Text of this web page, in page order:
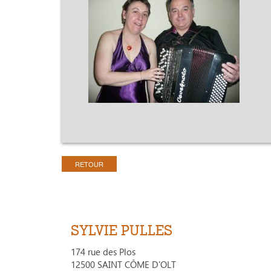
RETOUR
SYLVIE PULLES
174 rue des Plos
12500 SAINT CÔME D'OLT